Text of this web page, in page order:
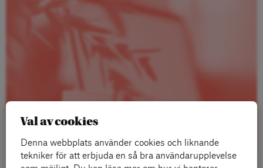
Val av cookies
Denna webbplats använder cookies och liknande
tekniker för att erbjuda en så bra användarupplevelse